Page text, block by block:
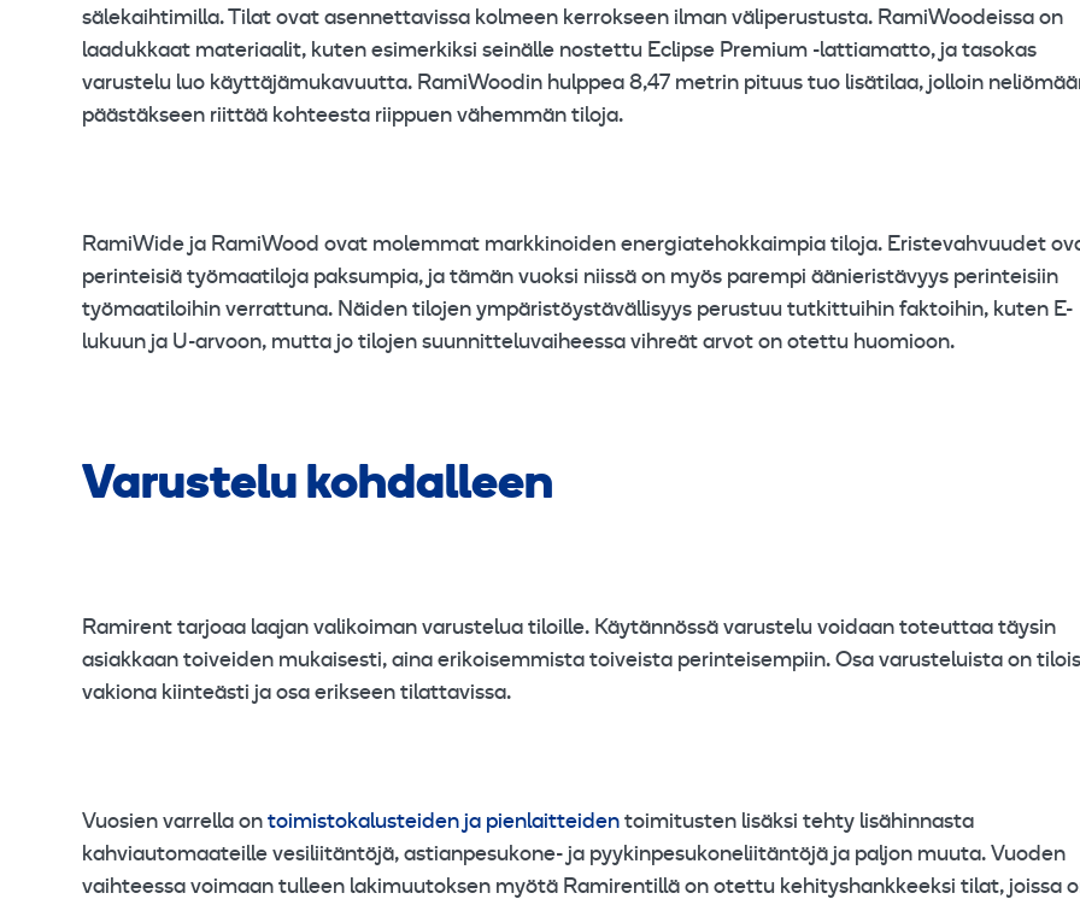
sälekaihtimilla. Tilat ovat asennettavissa kolmeen kerrokseen ilman väliperustusta. RamiWoodeissa on
laadukkaat materiaalit, kuten esimerkiksi seinälle nostettu Eclipse Premium -lattiamatto, ja tasokas
varustelu luo käyttäjämukavuutta. RamiWoodin hulppea 8,47 metrin pituus tuo lisätilaa, jolloin
päästäkseen riittää kohteesta riippuen vähemmän tiloja.
RamiWide ja RamiWood ovat molemmat markkinoiden energiatehokkaimpia tiloja. Eristevahvuudet
perinteisiä työmaatiloja paksumpia, ja tämän vuoksi niissä on myös parempi äänieristävyys perinteisiin
työmaatiloihin verrattuna. Näiden tilojen ympäristöystävällisyys perustuu tutkittuihin faktoihin, kuten E-
lukuun ja U-arvoon, mutta jo tilojen suunnitteluvaiheessa vihreät arvot on otettu huomioon.
Varustelu kohdalleen
Ramirent tarjoaa laajan valikoiman varustelua tiloille. Käytännössä varustelu voidaan toteuttaa täysin
asiakkaan toiveiden mukaisesti, aina erikoisemmista toiveista perinteisempiin. Osa varusteluista on
vakiona kiinteästi ja osa erikseen tilattavissa.
Vuosien varrella on toimistokalusteiden ja pienlaitteiden toimitusten lisäksi tehty lisähinnasta
kahviautomaateille vesiliitäntöjä, astianpesukone- ja pyykinpesukoneliitäntöjä ja paljon muuta. Vuoden
vaihteessa voimaan tulleen lakimuutoksen myötä Ramirentillä on otettu kehityshankkeeksi tilat, joissa